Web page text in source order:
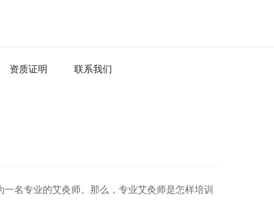
资质证明 联系我们
名专业的艾灸师。那么，专业艾灸师是怎样培训